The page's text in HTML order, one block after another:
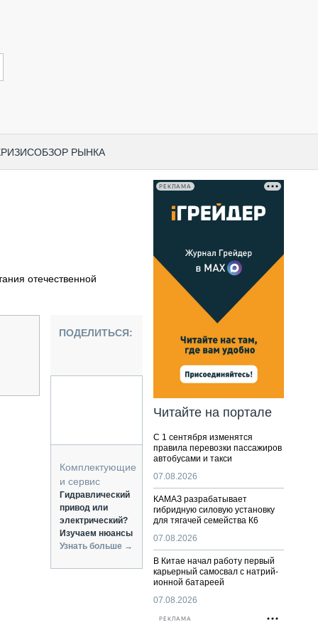
ОБЗОР РЫНКА
ТЕХНИКА
ТРАНСПОРТ
отечественной
ПОДЕЛИТЬСЯ:
Комплектующие
и сервис
Гидравлический
привод или
электрический?
Изучаем нюансы
Узнать больше →
РЕКЛАМА
Читайте на портале
С 1 сентября изменятся
правила перевозки пассажиров
автобусами и такси
07.08.2026
КАМАЗ разрабатывает
гибридную силовую установку
для тягачей семейства К6
07.08.2026
В Китае начал работу первый
карьерный самосвал с натрий-
ионной батареей
07.08.2026
РЕКЛАМА